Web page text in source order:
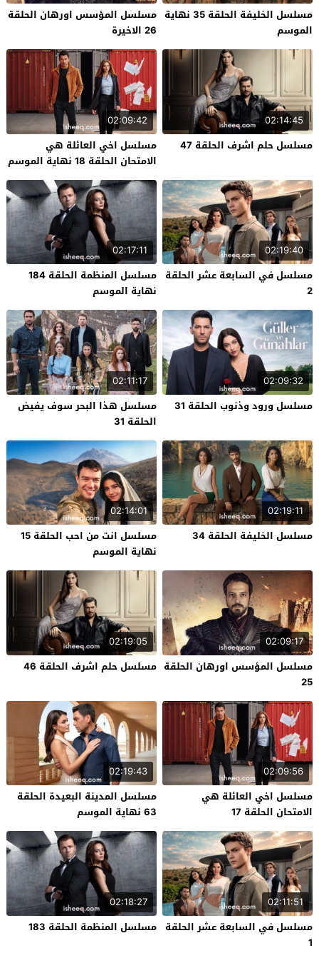
مسلسل الخليفة الحلقة 35 نهاية
الموسم
مسلسل المؤسس اورهان الحلقة
26 الاخيرة
02:14:45
مسلسل حلم اشرف الحلقة 47
02:09:42
مسلسل اخي العائلة هي
الامتحان الحلقة 18 نهاية الموسم
02:19:40
مسلسل في السابعة عشر الحلقة
2
02:17:11
مسلسل المنظمة الحلقة 184
نهاية الموسم
02:09:32
مسلسل ورود وذنوب الحلقة 31
02:11:17
مسلسل هذا البحر سوف يفيض
الحلقة 31
02:19:11
مسلسل الخليفة الحلقة 34
02:14:01
مسلسل انت من احب الحلقة 15
نهاية الموسم
02:09:17
مسلسل المؤسس اورهان الحلقة
25
02:19:05
مسلسل حلم اشرف الحلقة 46
02:09:56
مسلسل اخي العائلة هي
الامتحان الحلقة 17
02:19:43
مسلسل المدينة البعيدة الحلقة
63 نهاية الموسم
02:11:51
مسلسل في السابعة عشر الحلقة
1
02:18:27
مسلسل المنظمة الحلقة 183